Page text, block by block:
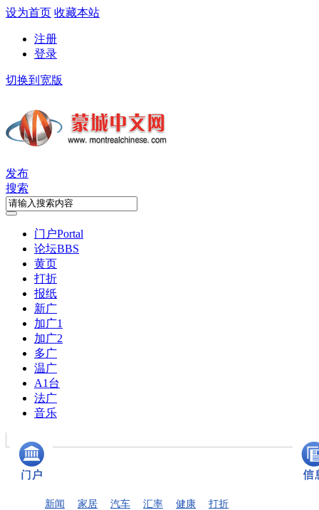
设为首页 收藏本站
注册
登录
切换到宽版
发布
搜索
门户Portal
论坛BBS
黄页
打折
报纸
新广
加广1
加广2
多广
温广
A1台
法广
音乐
新闻 家居 汽车 汇率 健康
打折